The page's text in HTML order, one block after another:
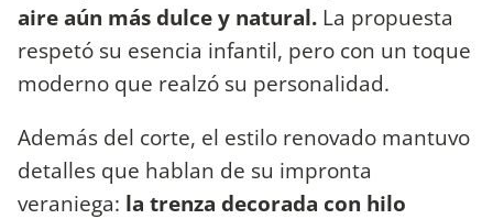
aire aún más dulce y natural. La propuesta
respetó su esencia infantil, pero con un toque
moderno que realzó su personalidad.
Además del corte, el estilo renovado mantuvo
detalles que hablan de su impronta
veraniega: la trenza decorada con hilo